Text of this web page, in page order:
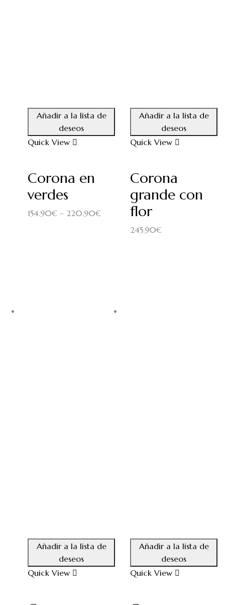
Añadir a la lista de
deseos
Quick View
Corona en
verdes
154.90€ – 220.90€
Añadir a la lista de
deseos
Quick View
Corona
grande con
flor
245.90€
Añadir a la lista de
deseos
Quick View
Añadir a la lista de
deseos
Quick View